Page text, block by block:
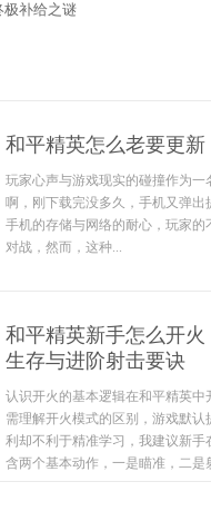
极补给之谜
和平精英怎么老要更
玩家心声与游戏现实的碰撞作为
啊，刚下载完没多久，手机又弹
手机的存储与网络的耐心，玩家
对战，然而，这种...
和平精英新手怎么开
生存与进阶射击要诀
认识开火的基本逻辑在和平精英
需理解开火模式的区别，游戏默
利却不利于精准学习，我建议新
含两个基本动作，一是瞄准，二